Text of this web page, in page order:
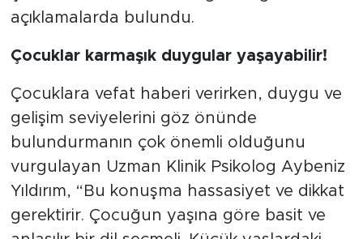
çocuklara nasıl verilmesi gerektiği hakkında
Çocuklara vefat haberi verirken, duygu ve
gelişim seviyelerini göz önünde
bulundurmanın çok önemli olduğunu
vurgulayan Uzman Klinik Psikolog Aybeniz
Yıldırım, “Bu konuşma hassasiyet ve dikkat